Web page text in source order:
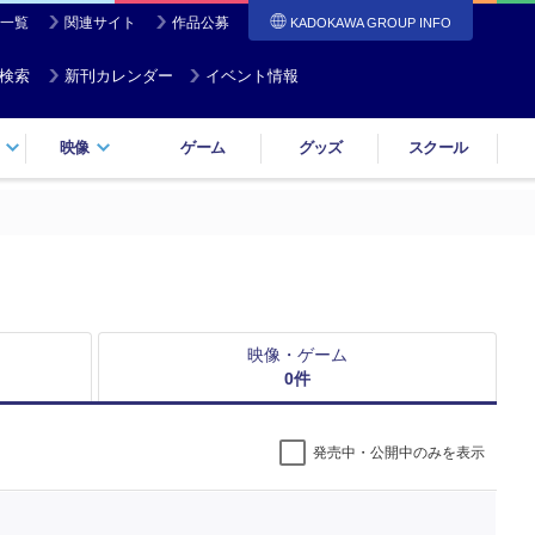
覧 関連サイト 作品公募 KADOKAWA GROUP INFO
索 新刊カレンダー イベント情報
映像 ゲーム グッズ スクール
映像・ゲーム
0件
発売中・公開中のみを表示